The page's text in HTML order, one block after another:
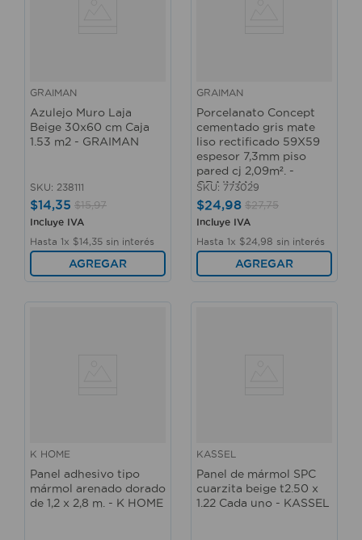
GRAIMAN
Azulejo Muro Laja
Beige 30x60 cm Caja
1.53 m2 - GRAIMAN
SKU: 238111
$14,35 $15,97
Incluye IVA
Hasta 1x $14 35 sin interés
AGREGAR
GRAIMAN
Porcelanato Concept
cementado gris mate
liso rectificado 59X59
espesor 7,3mm piso
pared cj 2,09m². -
GRAIMAN
SKU: 773029
$24,98 $27,75
Incluye IVA
Hasta 1x $24 98 sin interés
AGREGAR
K HOME
Panel adhesivo tipo
mármol arenado dorado
de 1,2 x 2,8 m. - K HOME
KASSEL
Panel de mármol SPC
cuarzita beige t2.50 x
1.22 Cada uno - KASSEL